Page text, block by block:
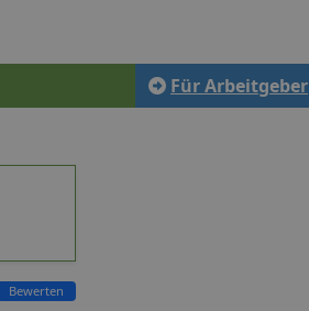
Für Arbeitgeber
Bewerten